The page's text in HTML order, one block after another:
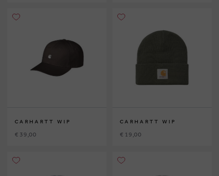
CARHARTT WIP
€ 39,00
CARHARTT WIP
€ 19,00